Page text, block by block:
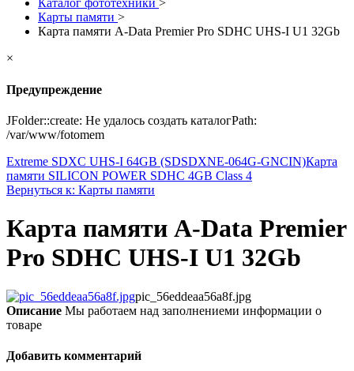
Каталог фототехники >
Карты памяти >
Карта памяти A-Data Premier Pro SDHC UHS-I U1 32Gb
×
Предупреждение
JFolder::create: Не удалось создать каталогPath:
/var/www/fotomem
Extreme SDXC UHS-I 64GB (SDSDXNE-064G-GNCIN)Карта
памяти SILICON POWER SDHC 4GB Class 4
Вернуться к: Карты памяти
Карта памяти A-Data Premier
Pro SDHC UHS-I U1 32Gb
pic_56eddeaa56a8f.jpg
Описание Мы работаем над заполнениеми информации о
товаре
Добавить комментарий